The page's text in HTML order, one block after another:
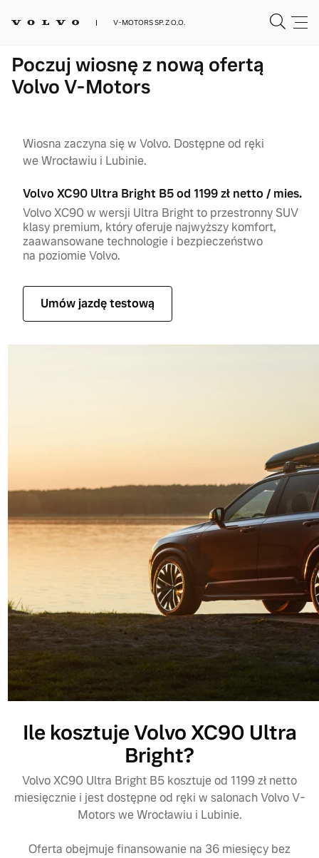
V-MOTORS SP. Z O.O.
Poczuj wiosnę z nową ofertą
Volvo V-Motors
Wiosna zaczyna się w Volvo. Dostępne od ręki
we Wrocławiu i Lubinie.
Volvo XC90 Ultra Bright B5 od 1199 zł netto / mies.
Volvo XC90 w wersji Ultra Bright to przestronny SUV
klasy premium, który oferuje najwyższy komfort,
zaawansowane technologie i bezpieczeństwo
na poziomie Volvo.
Umów jazdę testową
Ile kosztuje Volvo XC90 Ultra
Bright?
Volvo XC90 Ultra Bright B5 kosztuje od 1199 zł netto
miesięcznie i jest dostępne od ręki w salonach Volvo V-
Motors we Wrocławiu i Lubinie.
Oferta obejmuje finansowanie na 36 miesięcy bez